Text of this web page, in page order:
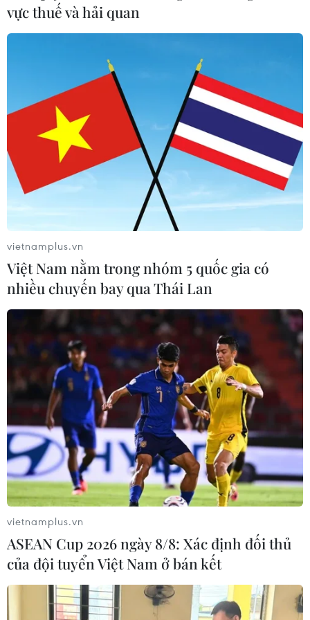
Giá cho thuê giảm tới 50%, đất vàng vẫn
Nhiều chủ nhà có mặt bằng cho thuê đã giảm giá thuê
tới 50%, song, người đi thuê mặt bằng kinh doanh thời
điểm này vẫn đếm trên đầu ngón tay.
Rà soát đấu giá quyền sử dụng đất, xử lý
nghiêm các trường hợp vi phạm
21/01/2022 01:58
Các tỉnh, thành phố cần tập trung rà soát, kiểm tra công
tác đấu giá quyền sử dụng đất; kịp thời phát hiện, ngăn
chặn hành vi lợi dụng đấu giá đất để gây nhiễu loạn thị
vực thuế và hải quan
vietnamplus.vn
Việt Nam nằm trong nhóm 5 quốc gia có
nhiều chuyến bay qua Thái Lan
vietnamplus.vn
ASEAN Cup 2026 ngày 8/8: Xác định đối thủ
của đội tuyển Việt Nam ở bán kết